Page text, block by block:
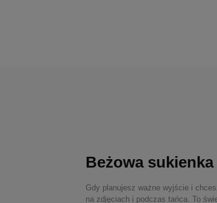
Beżowa
Gdy planujesz ważne wyjście i
na zdjęciach i podczas tańca. To